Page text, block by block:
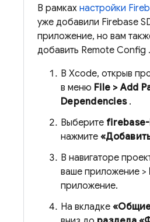
В рамках настройки
уже добавили Firebase
приложение, но вам
добавить Remote Config .
В Xcode, открыв
в меню File > Add
Dependencies.
Выберите
нажмите
В навигаторе
ваше приложение >
приложение.
На вкладке